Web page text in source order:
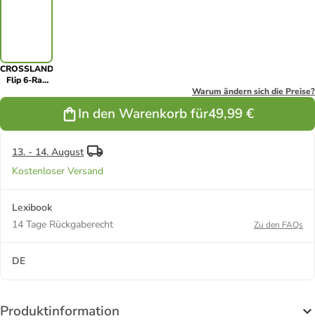
CROSSLANDER®
Flip 6-Rad
Warum ändern sich die Preise?
In den Warenkorb für49,99 €
13. - 14. August
Kostenloser Versand
Lexibook
14 Tage Rückgaberecht
Zu den FAQs
DE
Produktinformation